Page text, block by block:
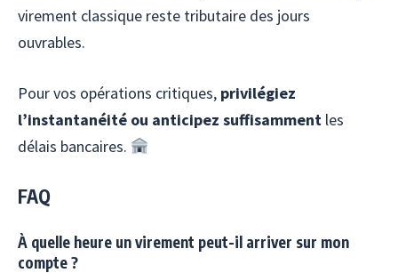
virement classique reste tributaire des jours
ouvrables.
Pour vos opérations critiques, privilégiez
l’instantanéité ou anticipez suffisamment les
délais bancaires.
FAQ
À quelle heure un virement peut-il arriver sur mon
compte ?